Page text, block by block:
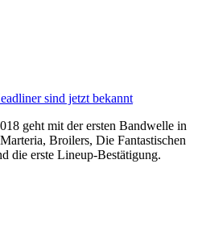
sind jetzt bekannt
geht mit der ersten Bandwelle in
Broilers, Die Fantastischen
die erste Lineup-Bestätigung.